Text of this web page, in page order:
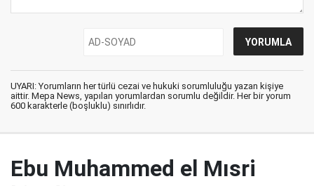
UYARI: Yorumların her türlü cezai ve hukuki sorumluluğu yazan kişiye
aittir. Mepa News, yapılan yorumlardan sorumlu değildir. Her bir yorum
600 karakterle (boşluklu) sınırlıdır.
Ebu Muhammed el Mısri